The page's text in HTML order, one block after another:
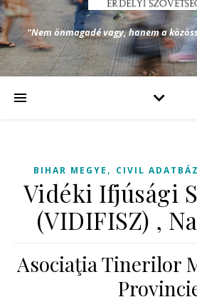
"Nem önmagadé vagy, hanem a
BIHAR MEGYE , CIVIL
Vidéki Ifjúsági
(VIDIFISZ) ,
Asociaţia Tinerilor